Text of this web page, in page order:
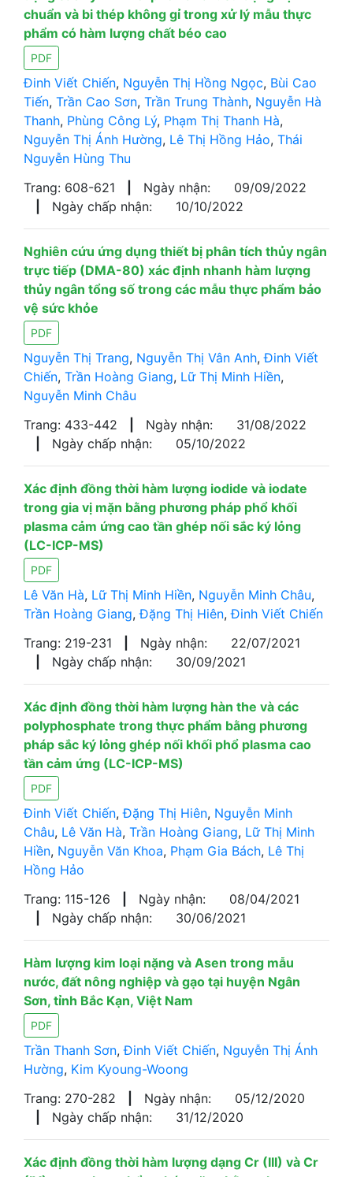
chuẩn và bi thép không gỉ trong xử lý mẫu thực
phẩm có hàm lượng chất béo cao
PDF
Đinh Viết Chiến, Nguyễn Thị Hồng Ngọc, Bùi Cao
Tiến, Trần Cao Sơn, Trần Trung Thành, Nguyễn Hà
Thanh, Phùng Công Lý, Phạm Thị Thanh Hà,
Nguyễn Thị Ánh Hường, Lê Thị Hồng Hảo, Thái
Nguyễn Hùng Thu
Trang: 608-621
Ngày nhận:
09/09/2022
Ngày chấp nhận: 10/10/2022
Nghiên cứu ứng dụng thiết bị phân tích thủy ngân
trực tiếp (DMA-80) xác định nhanh hàm lượng
thủy ngân tổng số trong các mẫu thực phẩm bảo
vệ sức khỏe
PDF
Nguyễn Thị Trang, Nguyễn Thị Vân Anh,Đinh Viết
Chiến, Trần Hoàng Giang, Lữ Thị Minh Hiền,
Nguyễn Minh Châu
Trang: 433-442
Ngày nhận:
31/08/2022
Ngày chấp nhận: 05/10/2022
Xác định đồng thời hàm lượng iodide và iodate
trong gia vị mặn bằng phương pháp phổ khối
plasma cảm ứng cao tần ghép nối sắc ký lỏng
(LC-ICP-MS)
PDF
Lê Văn Hà, Lữ Thị Minh Hiền, Nguyễn Minh Châu,
Trần Hoàng Giang,Đặng Thị Hiên,Đinh Viết Chiến
Trang: 219-231
Ngày nhận:
22/07/2021
Ngày chấp nhận: 30/09/2021
Xác định đồng thời hàm lượng hàn the và các
polyphosphate trong thực phẩm bằng phương
pháp sắc ký lỏng ghép nối khối phổ plasma cao
tần cảm ứng (LC-ICP-MS)
PDF
Đinh Viết Chiến,Đặng Thị Hiên, Nguyễn Minh
Châu, Lê Văn Hà, Trần Hoàng Giang, Lữ Thị Minh
Hiền, Nguyễn Văn Khoa, Phạm Gia Bách, Lê Thị
Hồng Hảo
Trang: 115-126
Ngày nhận:
08/04/2021
Ngày chấp nhận: 30/06/2021
Hàm lượng kim loại nặng và Asen trong mẫu
nước, đất nông nghiệp và gạo tại huyện Ngân
Sơn, tỉnh Bắc Kạn, Việt Nam
PDF
Trần Thanh Sơn,Đinh Viết Chiến, Nguyễn Thị Ánh
Hường, Kim Kyoung-Woong
Trang: 270-282
Ngày nhận:
05/12/2020
Ngày chấp nhận: 31/12/2020
Xác định đồng thời hàm lượng dạng Cr (III) và Cr